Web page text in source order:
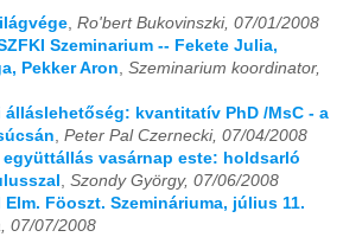
05 06 08 09 10 11 12
06 07 08 09 10 11 12
06 07 08 09 10 11 12
06 07 08 09 10 11 12
06 07 08 09 10 11 12
, Ro'bert Bukovinszki, 07/01/2008
Szeminarium -- Fekete Julia,
Pekker Aron, Szeminarium koordinator,
kvantitatív PhD /MsC - a
, Peter Pal Czernecki, 07/04/2008
vasárnap este: holdsarló
, Szondy György, 07/06/2008
Föoszt. Szemináriuma, július 11.
07/07/2008